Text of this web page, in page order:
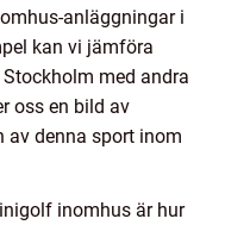
anläggningar i
kan vi jämföra
med andra
oss en bild av
av denna sport inom
inomhus är hur